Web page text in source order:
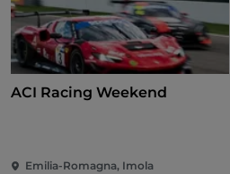
ACI Racing Weekend
Emilia-Romagna, Imola